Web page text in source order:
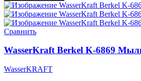
Сравнить
WasserKraft Berkel K-6869
WasserKRAFT